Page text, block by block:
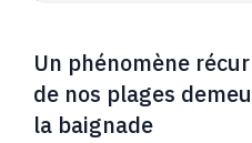
Un phénomène récurrent
de nos plages
la baignade